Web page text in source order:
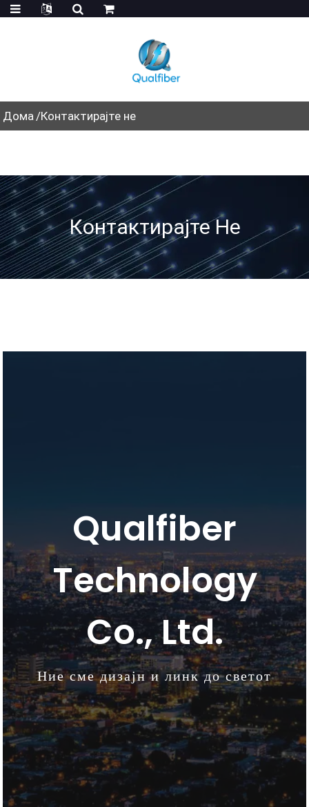
Дома Контактирајте не
Контактирајте Не
Qualfiber
Technology
Co., Ltd.
Ние сме дизајн и линк до светот